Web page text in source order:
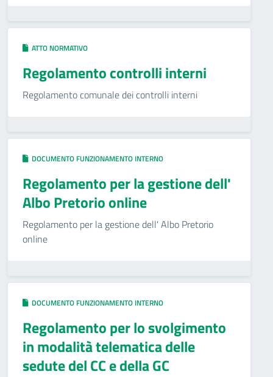
ATTO NORMATIVO
Regolamento controlli interni
Regolamento comunale dei controlli interni
DOCUMENTO FUNZIONAMENTO INTERNO
Regolamento per la gestione dell'
Albo Pretorio online
Regolamento per la gestione dell' Albo Pretorio
online
DOCUMENTO FUNZIONAMENTO INTERNO
Regolamento per lo svolgimento
in modalità telematica delle
sedute del CC e della GC